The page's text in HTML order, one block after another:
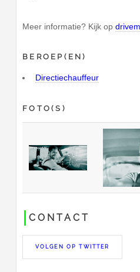
Meer informatie? Kijk op
BEROEP(EN)
Directiechauffeur
FOTO(S)
CONTACT
VOLGEN OP TWITTER